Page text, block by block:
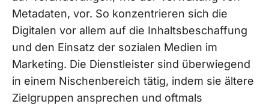
Metadaten, vor. So konzentrieren sich die
Digitalen vor allem auf die Inhaltsbeschaffung
und den Einsatz der sozialen Medien im
Marketing. Die Dienstleister sind überwiegend
in einem Nischenbereich tätig, indem sie ältere
Zielgruppen ansprechen und oftmals